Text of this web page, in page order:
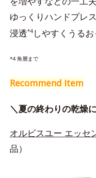
ゆっくりハンドプレ
浸透*4しやすくうるお
*4 角層まで
Recommend Item
＼夏の終わりの乾燥
オルビスユー エッセ
品）